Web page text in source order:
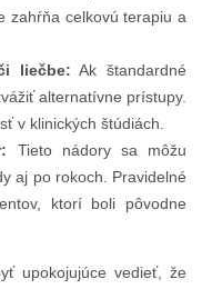
zahŕňa celkovú terapiu a
liečbe: Ak štandardné
alternatívne prístupy.
v klinických štúdiách.
Tieto nádory sa môžu
aj po rokoch. Pravidelné
ktorí boli pôvodne
upokojujúce vedieť, že